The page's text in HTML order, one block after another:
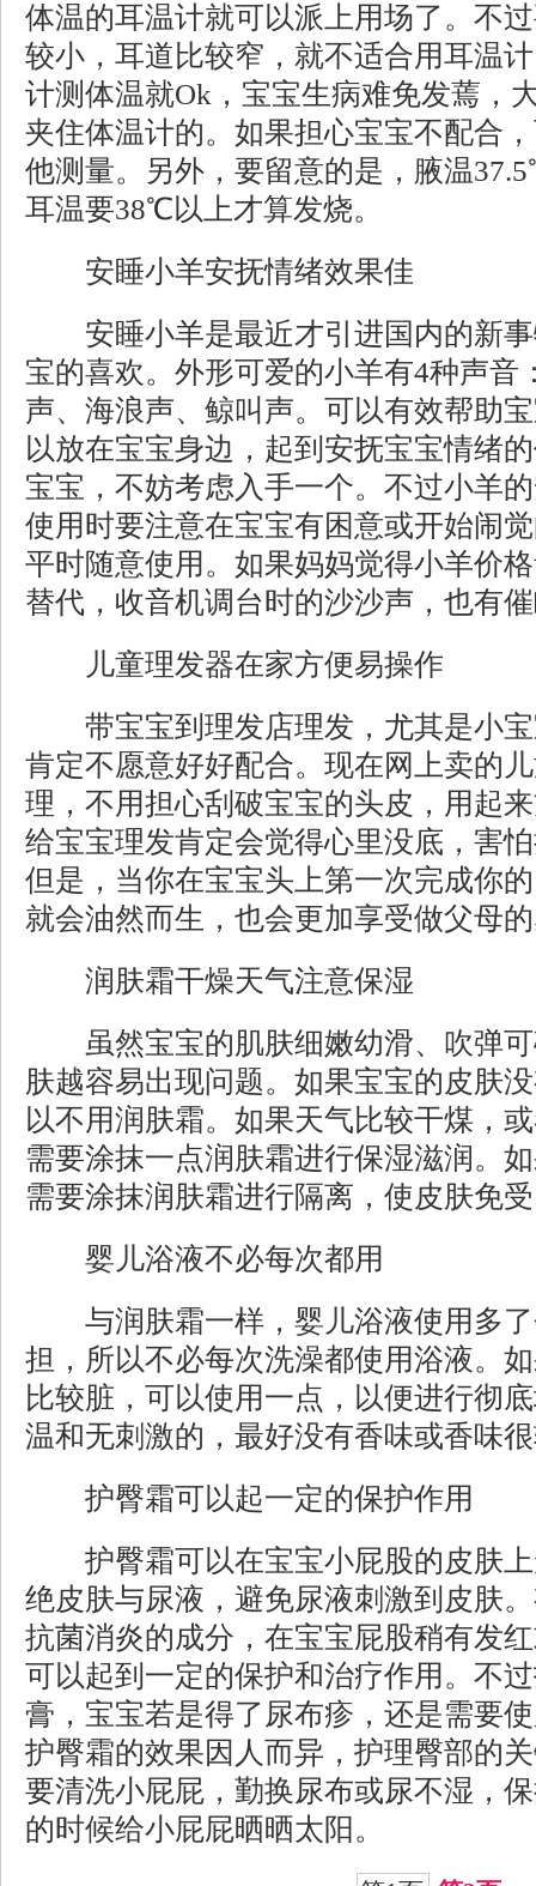
体温的耳温计就可以派上用场了。不
较小，耳道比较窄，就不适合用耳温
计测体温就Ok，宝宝生病难免发蔫，
夹住体温计的。如果担心宝宝不配合
他测量。另外，要留意的是，腋温
耳温要38℃以上才算发烧。
安睡小羊安抚情绪效果佳
安睡小羊是最近才引进国内的新事
宝的喜欢。外形可爱的小羊有4种声音
声、海浪声、鲸叫声。可以有效帮助
以放在宝宝身边，起到安抚宝宝情绪
宝宝，不妨考虑入手一个。不过小羊
使用时要注意在宝宝有困意或开始闹
平时随意使用。如果妈妈觉得小羊价
替代，收音机调台时的沙沙声，也有
儿童理发器在家方便易操作
带宝宝到理发店理发，尤其是小宝
肯定不愿意好好配合。现在网上卖的
理，不用担心刮破宝宝的头皮，用起
给宝宝理发肯定会觉得心里没底，害
但是，当你在宝宝头上第一次完成你
就会油然而生，也会更加享受做父母
润肤霜干燥天气注意保湿
虽然宝宝的肌肤细嫩幼滑、吹弹可
肤越容易出现问题。如果宝宝的皮肤
以不用润肤霜。如果天气比较干煤，
需要涂抹一点润肤霜进行保湿滋润。
需要涂抹润肤霜进行隔离，使皮肤免
婴儿浴液不必每次都用
与润肤霜一样，婴儿浴液使用多了
担，所以不必每次洗澡都使用浴液。
比较脏，可以使用一点，以便进行彻
温和无刺激的，最好没有香味或香味
护臀霜可以起一定的保护作用
护臀霜可以在宝宝小屁股的皮肤上
绝皮肤与尿液，避免尿液刺激到皮肤
抗菌消炎的成分，在宝宝屁股稍有发
可以起到一定的保护和治疗作用。不
膏，宝宝若是得了尿布疹，还是需要
护臀霜的效果因人而异，护理臀部的
要清洗小屁屁，勤换尿布或尿不湿，
的时候给小屁屁晒晒太阳。